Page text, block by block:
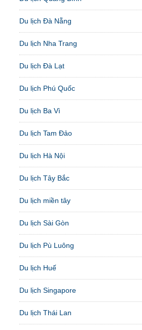
Du lịch Đà Nẵng
Du lịch Nha Trang
Du lịch Đà Lạt
Du lịch Phú Quốc
Du lịch Ba Vì
Du lịch Tam Đảo
Du lịch Hà Nội
Du lịch Tây Bắc
Du lịch miền tây
Du lịch Sài Gòn
Du lịch Pù Luông
Du lịch Huế
Du lịch Singapore
Du lịch Thái Lan